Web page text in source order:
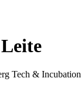
Tech & Incubation